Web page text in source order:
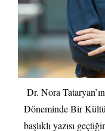
Dr. Nora
Döneminde Bir
başlıklı yazısı